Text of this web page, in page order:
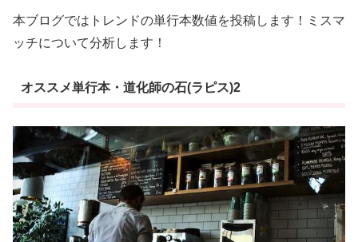
本ブログではトレンドの単行本数値を投稿します！ミスマ
ッチについて分析します！
オススメ単行本・道化師の石(ラピス)2